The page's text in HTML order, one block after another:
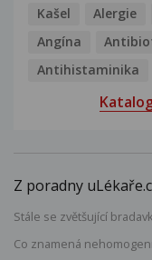
Kašel Alergie
Angína
Antihistaminika
Z poradny
Stále se zvětšující
Co znamená